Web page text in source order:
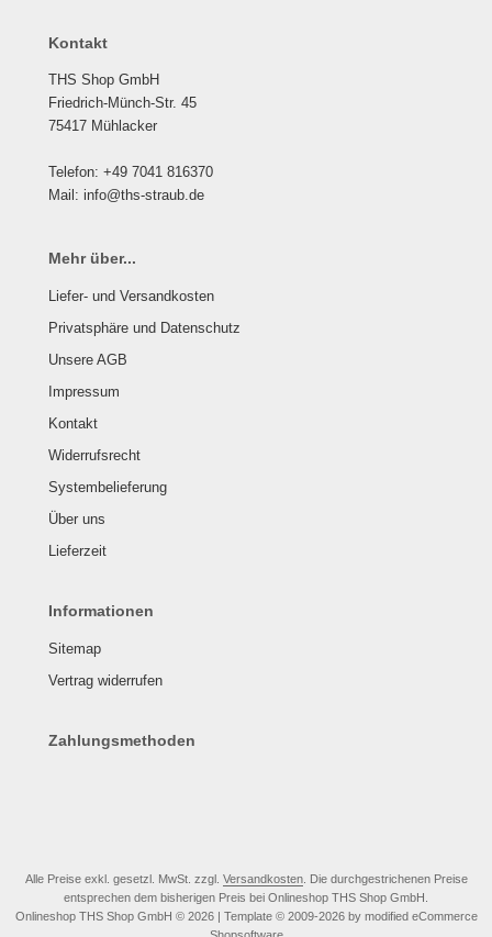
Kontakt
THS Shop GmbH
Friedrich-Münch-Str. 45
75417 Mühlacker
Telefon: +49 7041 816370
Mail: info@ths-straub.de
Mehr über...
Liefer- und Versandkosten
Privatsphäre und Datenschutz
Unsere AGB
Impressum
Kontakt
Widerrufsrecht
Systembelieferung
Über uns
Lieferzeit
Informationen
Sitemap
Vertrag widerrufen
Zahlungsmethoden
Alle Preise exkl. gesetzl. MwSt. zzgl. Versandkosten. Die durchgestrichenen Preise
entsprechen dem bisherigen Preis bei Onlineshop THS Shop GmbH.
Onlineshop THS Shop GmbH © 2026 | Template © 2009-2026 by modified eCommerce